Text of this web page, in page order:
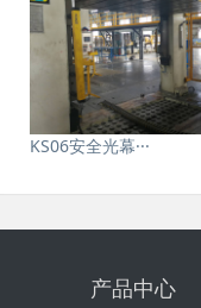
KS06安全光幕···
产品中心